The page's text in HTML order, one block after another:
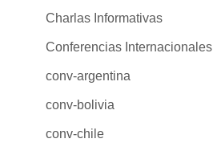
Charlas Informativas
Conferencias Internacionales
conv-argentina
conv-bolivia
conv-chile